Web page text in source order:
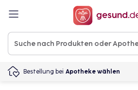
Bestellung bei Apotheke wählen